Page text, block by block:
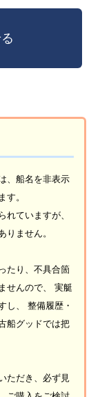
、船名を非表示
す。
れていますが、
りません。
たり、不具合箇
せんので、 実艇
し、 整備履歴・
船グッドでは把
ただき、必ず見